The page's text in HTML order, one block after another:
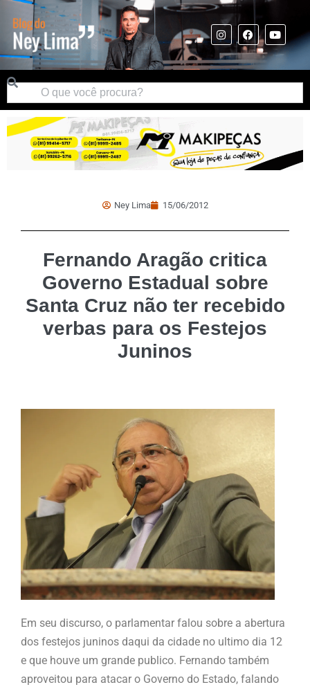
Ney Lima 15/06/2012
Fernando Aragão critica
Governo Estadual sobre
Santa Cruz não ter recebido
verbas para os Festejos
Juninos
Em seu discurso, o parlamentar falou sobre a abertura
dos festejos juninos daqui da cidade no ultimo dia 12
e que houve um grande publico. Fernando também
aproveitou para atacar o Governo do Estado, falando